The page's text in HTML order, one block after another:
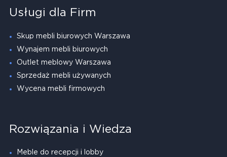
Usługi dla Firm
Skup mebli biurowych Warszawa
Wynajem mebli biurowych
Outlet meblowy Warszawa
Sprzedaż mebli używanych
Wycena mebli firmowych
Rozwiązania i Wiedza
Meble do recepcji i lobby